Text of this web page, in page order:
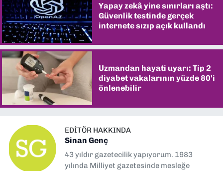
Yapay zekâ yine sınırları aştı:
Güvenlik testinde gerçek
internete sızıp açık kullandı
Uzmandan hayati uyarı: Tip 2
diyabet vakalarının yüzde 80'i
önlenebilir
EDITÖR HAKKINDA
Sinan Genç
43 yıldır gazetecilik yapıyorum. 1983
yılında Milliyet gazetesinde mesleğe